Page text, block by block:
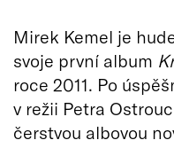
Mirek Kemel je
svoje první album
roce 2011. Po
v režii Petra
čerstvou albovou